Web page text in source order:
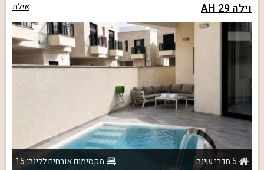
וילה 29 AH אילת
5 חדרי שינה
מקסימום אורחים ללינה: 15